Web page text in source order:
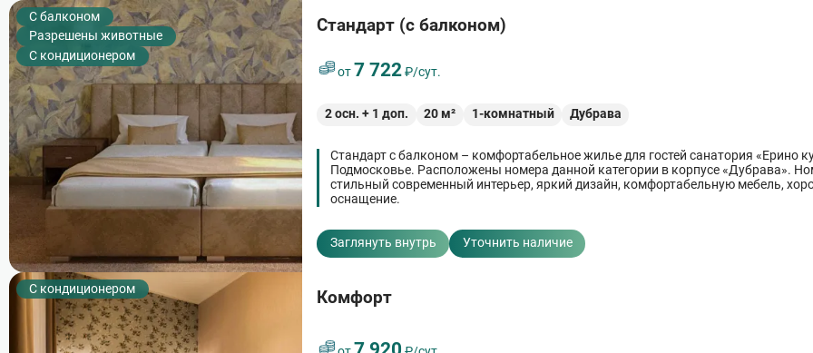
C балконом
Разрешены животные
С кондиционером
Стандарт (с балконом)
от 7 722₽/сут.
2осн. + 1 доп. 20 м² 1-комнатный Дубрава
Стандарт с балконом – комфортабельное жилье для гостей санатория «Ерино
Подмосковье. Расположены номера данной категории в корпусе «Дубрава».
стильный современный интерьер, яркий дизайн, комфортабельную мебель,
оснащение.
Заглянуть внутрь Уточнить наличие
С кондиционером Комфорт